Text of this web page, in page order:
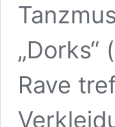
Rave